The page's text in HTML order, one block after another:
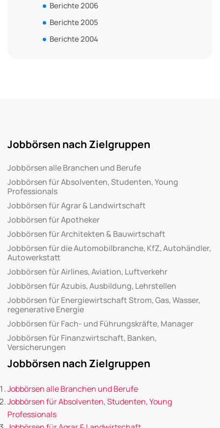
Berichte 2006
Berichte 2005
Berichte 2004
Jobbörsen nach Zielgruppen
Jobbörsen alle Branchen und Berufe
Jobbörsen für Absolventen, Studenten, Young
Professionals
Jobbörsen für Agrar & Landwirtschaft
Jobbörsen für Apotheker
Jobbörsen für Architekten & Bauwirtschaft
Jobbörsen für die Automobilbranche, KfZ, Autohändler,
Autowerkstatt
Jobbörsen für Airlines, Aviation, Luftverkehr
Jobbörsen für Azubis, Ausbildung, Lehrstellen
Jobbörsen für Energiewirtschaft Strom, Gas, Wasser,
regenerative Energie
Jobbörsen für Fach- und Führungskräfte, Manager
Jobbörsen für Finanzwirtschaft, Banken,
Versicherungen
Jobbörsen nach Zielgruppen
Jobbörsen alle Branchen und Berufe
Jobbörsen für Absolventen, Studenten, Young
Professionals